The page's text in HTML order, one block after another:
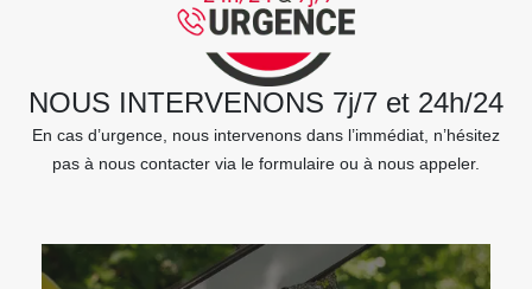
NOUS INTERVENONS 7j/7 et 24h/24
En cas d’urgence, nous intervenons dans l’immédiat, n’hésitez
pas à nous contacter via le formulaire ou à nous appeler.